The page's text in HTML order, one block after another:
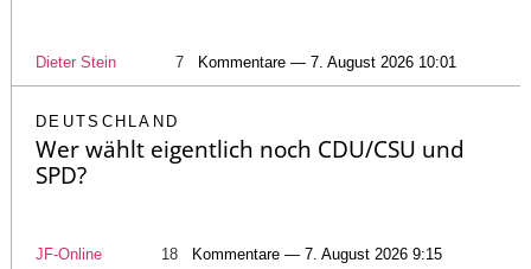
Dieter Stein 7 Kommentare — 7. August 2026 10:01
DEUTSCHLAND
Wer wählt eigentlich noch CDU/CSU und
SPD?
JF-Online 18 Kommentare — 7. August 2026 9:15